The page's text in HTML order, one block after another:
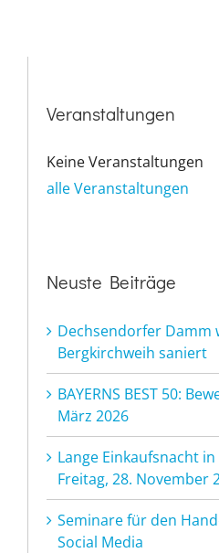
Veranstaltungen
Keine Veranstaltungen
alle Veranstaltungen
Neuste Beiträge
Dechsendorfer Damm
Bergkirchweih saniert
BAYERNS BEST 50:
März 2026
Lange Einkaufsnacht
Freitag, 28. November
Seminare für den
Social Media